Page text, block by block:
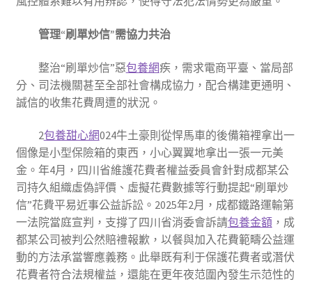
管理“刷單炒信”需協力共治
整治“刷單炒信”惡包養網疾，需求電商平臺、當局部
分、司法機關甚至全部社會構成協力，配合構建更通明、
誠信的收集花費周遭的狀況。
2包養甜心網024牛土豪則從悍馬車的後備箱裡拿出一
個像是小型保險箱的東西，小心翼翼地拿出一張一元美
金。年4月，四川省維護花費者權益委員會針對成都某公
司持久組織虛偽評價、虛擬花費數據等行動提起“刷單炒
信”花費平易近事公益訴訟。2025年2月，成都鐵路運輸第
一法院當庭宣判，支撐了四川省消委會訴請包養金額，成
都某公司被判公然賠禮報歉，以餐與加入花費範疇公益運
動的方法承當響應義務。此舉既有利于保護花費者或潛伏
花費者符合法規權益，還能在更年夜范圍內發生示范性的